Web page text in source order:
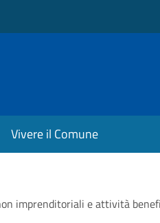
Vivere il Comune
imprenditoriali e attività